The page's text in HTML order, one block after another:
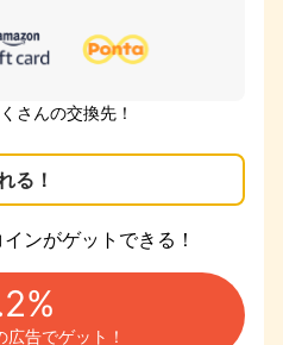
さんの交換先！
る！
ンがゲットできる！
広告でゲット！